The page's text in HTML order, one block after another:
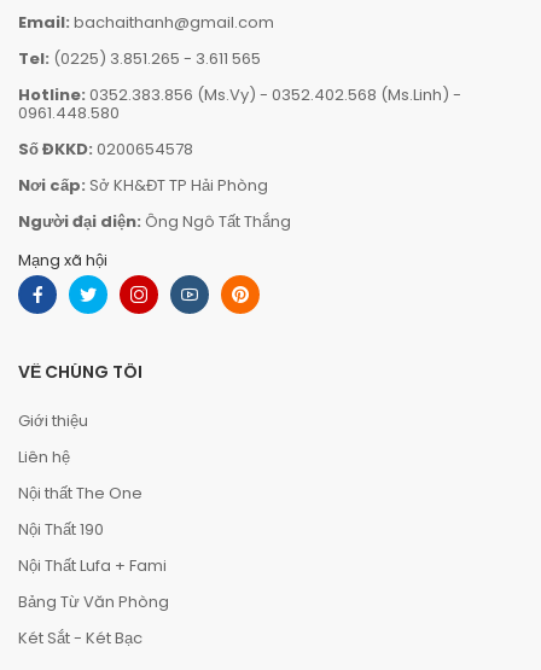
Email: bachaithanh@gmail.com
Tel: (0225) 3.851.265 - 3.611 565
Hotline: 0352.383.856 (Ms.Vy) - 0352.402.568 (Ms.Linh) -
0961.448.580
Số ĐKKD: 0200654578
Nơi cấp: Sở KH&ĐT TP Hải Phòng
Người đại diện: Ông Ngô Tất Thắng
Mạng xã hội
VỀ CHÚNG TÔI
Giới thiệu
Liên hệ
Nội thất The One
Nội Thất 190
Nội Thất Lufa + Fami
Bảng Từ Văn Phòng
Két Sắt - Két Bạc